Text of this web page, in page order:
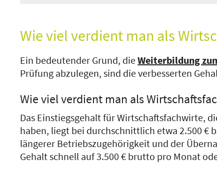
Wie viel verdient man als
Ein bedeutender Grund, dieWeiterbildung
Prüfung abzulegen, sind die verbesserten
Wie viel verdient man als
Das Einstiegsgehalt für Wirtschaftsfachwirte,
haben, liegt bei durchschnittlich etwa 2.500 €
längerer Betriebszugehörigkeit und der
Gehalt schnell auf 3.500 € brutto pro Monat